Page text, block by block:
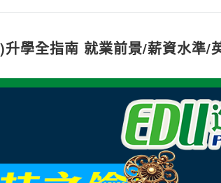
學全指南 就業前景/薪資水準/